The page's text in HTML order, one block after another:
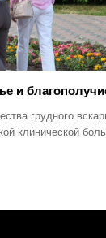
и
грудного
клинической